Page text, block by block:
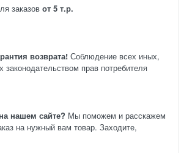
заказов от 5 т.р.
возврата! Соблюдение всех иных,
законодательством прав потребителя
нашем сайте? Мы поможем и расскажем
на нужный вам товар. Заходите,